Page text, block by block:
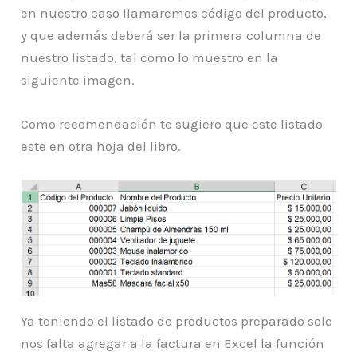
en nuestro caso llamaremos código del producto,
y que además deberá ser la primera columna de
nuestro listado, tal como lo muestro en la
siguiente imagen.
Como recomendación te sugiero que este listado
este en otra hoja del libro.
Ya teniendo el listado de productos preparado solo
nos falta agregar a la factura en Excel la función